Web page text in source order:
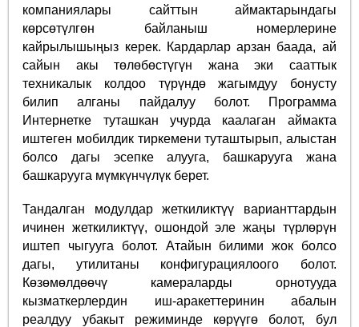
компаниялары сайттын аймактарындагы
көрсөтүлгөн байланыш номерлерине
кайрылышыңыз керек. Кардарлар арзан баада, ай
сайын акы төлөбөстүгүн жана эки сааттык
техникалык колдоо түрүндө жагымдуу бонусту
билип алганы пайдалуу болот. Программа
Интернетке туташкан учурда каалаган аймакта
иштеген мобилдик тиркемени туташтырып, алыстан
болсо дагы эсепке алууга, башкарууга жана
башкарууга мүмкүнчүлүк берет.
Тандалган модулдар жеткиликтүү варианттардын
ичинен жеткиликтүү, ошондой эле жаңы түрлөрүн
иштеп чыгууга болот. Атайын билими жок болсо
дагы, утилитаны конфигурациялоого болот.
Көзөмөлдөөчү камераларды орнотууда
кызматкерлердин иш-аракеттеринин абалын
реалдуу убакыт режиминде көрүүгө болот, бул